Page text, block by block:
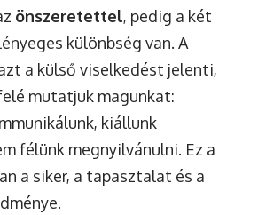
önszeretettel, pedig a két
különbség van. A
a külső viselkedést jelenti,
mutatjuk magunkat:
kiállunk
félünk megnyilvánulni. Ez a
a siker, a tapasztalat és a